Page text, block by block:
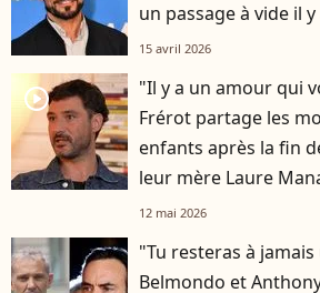
un passage à vide il
15 avril 2026
player2
"Il y a un amour qui
Frérot partage les
enfants après la fin
leur mère Laure
12 mai 2026
"Tu resteras à
Belmondo et